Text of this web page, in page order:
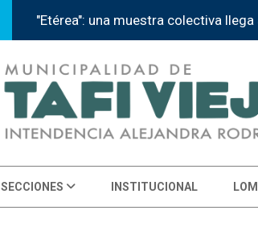
"Etérea": una muestra colectiva
SECCIONES INSTITUCIONAL